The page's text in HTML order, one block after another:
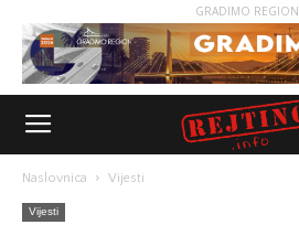
GRADIMO REGION
Naslovnica Vijesti
Vijesti